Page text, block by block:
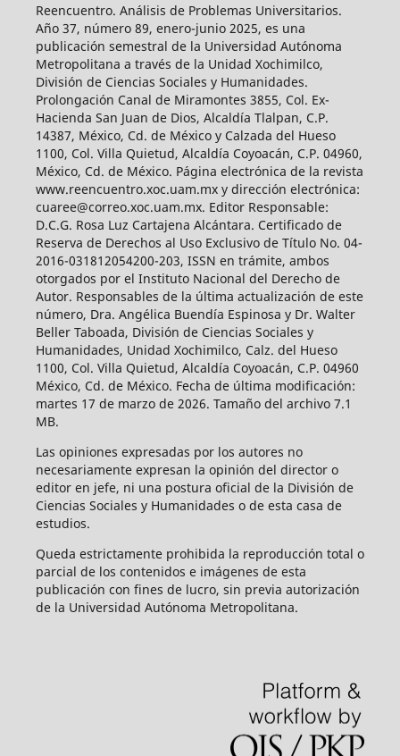
Reencuentro. Análisis de Problemas Universitarios.
Año 37, número 89, enero-junio 2025, es una
publicación semestral de la Universidad Autónoma
Metropolitana a través de la Unidad Xochimilco,
División de Ciencias Sociales y Humanidades.
Prolongación Canal de Miramontes 3855, Col. Ex-
Hacienda San Juan de Dios, Alcaldía Tlalpan, C.P.
14387, México, Cd. de México y Calzada del Hueso
1100, Col. Villa Quietud, Alcaldía Coyoacán, C.P. 04960,
México, Cd. de México. Página electrónica de la revista
www.reencuentro.xoc.uam.mx y dirección electrónica:
cuaree@correo.xoc.uam.mx. Editor Responsable:
D.C.G. Rosa Luz Cartajena Alcántara. Certificado de
Reserva de Derechos al Uso Exclusivo de Título No. 04-
2016-031812054200-203, ISSN en trámite, ambos
otorgados por el Instituto Nacional del Derecho de
Autor. Responsables de la última actualización de este
número, Dra. Angélica Buendía Espinosa y Dr. Walter
Beller Taboada, División de Ciencias Sociales y
Humanidades, Unidad Xochimilco, Calz. del Hueso
1100, Col. Villa Quietud, Alcaldía Coyoacán, C.P. 04960
México, Cd. de México. Fecha de última modificación:
martes 17 de marzo de 2026. Tamaño del archivo 7.1
MB.
Las opiniones expresadas por los autores no
necesariamente expresan la opinión del director o
editor en jefe, ni una postura oficial de la División de
Ciencias Sociales y Humanidades o de esta casa de
estudios.
Queda estrictamente prohibida la reproducción total o
parcial de los contenidos e imágenes de esta
publicación con fines de lucro, sin previa autorización
de la Universidad Autónoma Metropolitana.